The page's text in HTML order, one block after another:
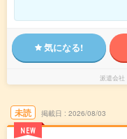
気になる!
派遣会社
未読
NEW
掲載日 2026/08/03